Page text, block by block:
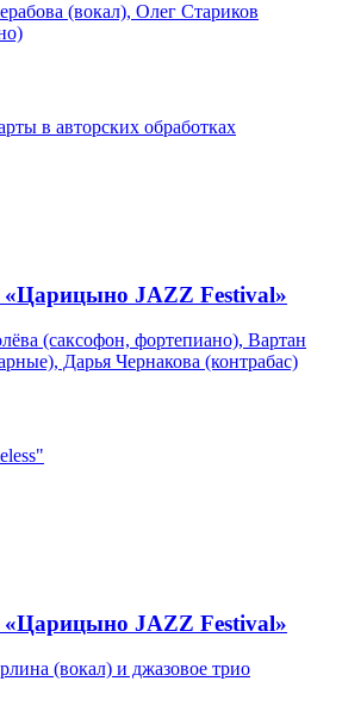
(вокал), Олег Стариков
в авторских обработках
«Царицыно JAZZ Festival»
(саксофон, фортепиано), Вартан
Дарья Чернакова (контрабас)
«Царицыно JAZZ Festival»
(вокал) и джазовое трио